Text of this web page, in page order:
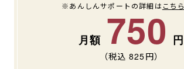
※あんしんサポートの詳細はこちら
750
（税込 825円）